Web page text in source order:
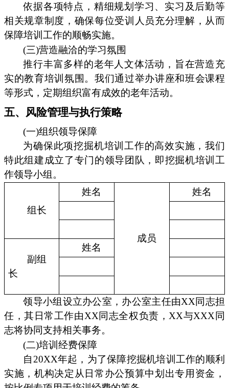
依据各项特点，精细规划学习、实习及后勤等
相关规章制度，确保每位受训人员充分理解，从而
保障培训工作的顺畅实施。
(三)营造融洽的学习氛围
推行丰富多样的老年人文体活动，旨在营造充
实的教育培训氛围。我们通过举办讲座和班会课程
等形式，定期组织富有成效的老年活动。
五、风险管理与执行策略
(一)组织领导保障
为确保此项挖掘机培训工作的高效实施，我们
特此组建成立了专门的领导团队，即挖掘机培训工
作领导小组。
组长
姓名
成员
姓名
副组
长
姓名
领导小组设立办公室，办公室主任由XX同志担
任，其日常工作由XX同志全权负责，XX与XXX同
志将协同支持相关事务。
(二)培训经费保障
自20XX年起，为了保障挖掘机培训工作的顺利
实施，机构决定从日常办公预算中划出专用资金，